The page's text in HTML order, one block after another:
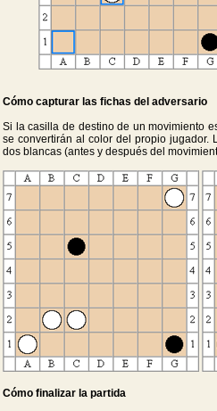
Cómo capturar las fichas del adversario
Si la casilla de destino de un movimiento
se convertirán al color del propio jugador.
dos blancas (antes y después del
Cómo finalizar la partida